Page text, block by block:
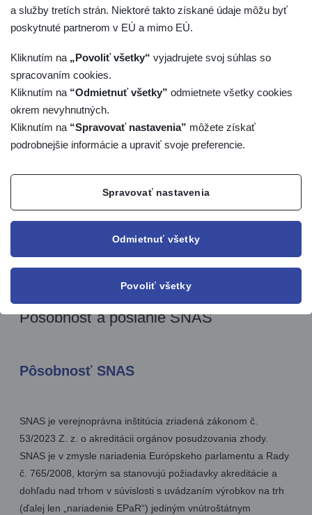
orgánov posudzovania zhody.
Členovia vedenia:
Zástupca riaditeľa a manažér kvality:Ing. Juraj
Randus
inšpekčných orgánov a SLP:RNDr. Lívia Kijovská,
Vedúci odboru certifikačných orgánov a
Vedúci odboru ekonomiky a prevádzky:
Pôsobnosť a poslanie SNAS
Pôsobnosť SNAS
SNAS je verejnoprávna inštitúcia zriadená zákonom č.
53/2023 Z. z. o akreditácii orgánov posudzovania zhody.
SNAS je v zmysle nariadenia Európskeho parlamentu a Rady
č. 765/2008, ktorým sa stanovujú požiadavky akreditácie a
dohľadu nad trhom v súvislosti s uvádzaním výrobkov na trh
(ďalej len „nariadenie EPaR“) jediným vnútroštátnym
a služby tretích strán. Niektoré takto získané údaje môžu byť
poskytnuté partnerom v EÚ a mimo EÚ.
Kliknutím na „Povoliť všetky“ vyjadrujete svoj súhlas so
spracovaním cookies.
Kliknutím na “Odmietnuť všetky” odmietnete všetky cookies
okrem nevyhnutných.
Kliknutím na “Spravovať nastavenia” môžete získať
podrobnejšie informácie a upraviť svoje preferencie.
Spravovať nastavenia
Odmietnuť všetky
Povoliť všetky